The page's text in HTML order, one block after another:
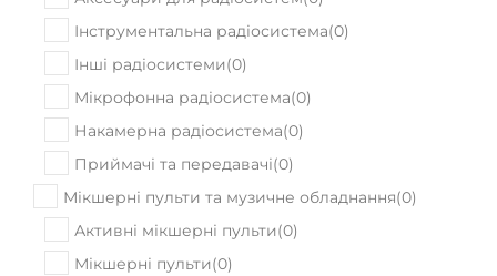
Інструментальна радіосистема(0)
Інші радіосистеми(0)
Мікрофонна радіосистема(0)
Накамерна радіосистема(0)
Приймачі та передавачі(0)
Мікшерні пульти та музичне обладнання(0)
Активні мікшерні пульти(0)
Мікшерні пульти(0)